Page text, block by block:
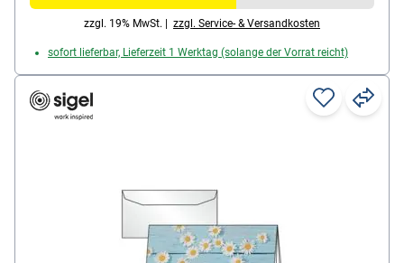
zzgl. 19% MwSt. | zzgl. Service- & Versandkosten
sofort lieferbar, Lieferzeit 1 Werktag (solange der Vorrat reicht)